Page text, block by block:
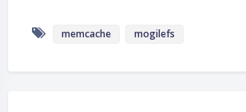
memcache mogilefs